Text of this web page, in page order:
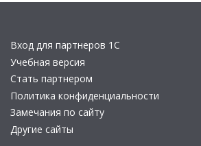
Вход для партнеров 1С
Учебная версия
Стать партнером
Политика конфиденциальности
Замечания по сайту
Другие сайты